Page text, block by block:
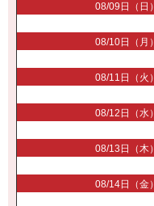
08/09日（日）
08/10日（月）
08/11日（火）
08/12日（水）
08/13日（木）
08/14日（金）